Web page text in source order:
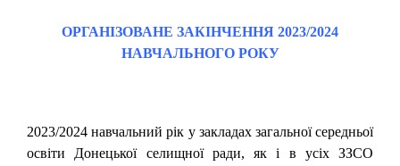
ОРГАНІЗОВАНЕ ЗАКІНЧЕННЯ 2023/2024
НАВЧАЛЬНОГО РОКУ
2023/2024 навчальний рік у закладах загальної середньої
освіти Донецької селищної ради, як і в усіх ЗЗСО